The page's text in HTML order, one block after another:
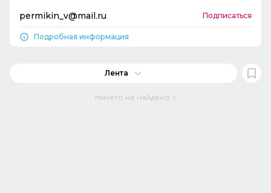
permikin_v@mail.ru Подписаться
Подробная информация
Лента
Ничего не найдено :(